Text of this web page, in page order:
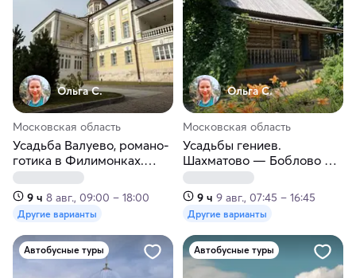
Ольга С.
Московская область
Усадьба Валуево, романо-
готика в Филимонках.
Подмосковье
9 ч 8 авг., 09:00 – 18:00
Другие варианты
Ольга С.
Московская область
Усадьбы гениев.
Шахматово — Боблово —
Тараканово. Подмосковье
9 ч 9 авг., 07:45 – 16:45
Другие варианты
Автобусные туры Автобусные туры